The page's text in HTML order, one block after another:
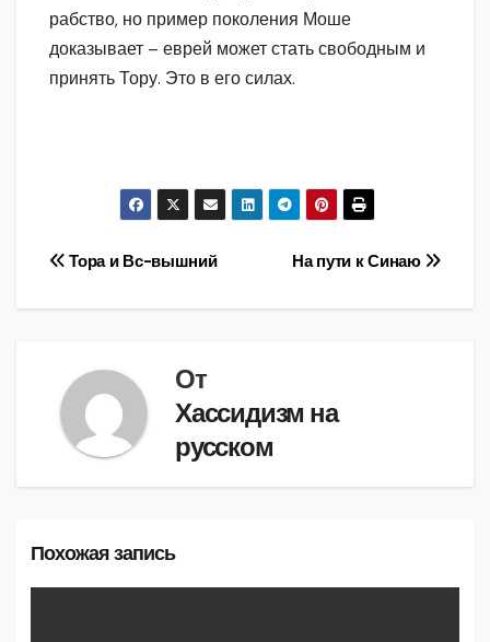
рабство, но пример поколения Моше
доказывает – еврей может стать свободным и
принять Тору. Это в его силах.
Навигация
по
На пути к Синаю
Тора и Вс-вышний
От
Хассидизм на
русском
Похожая запись